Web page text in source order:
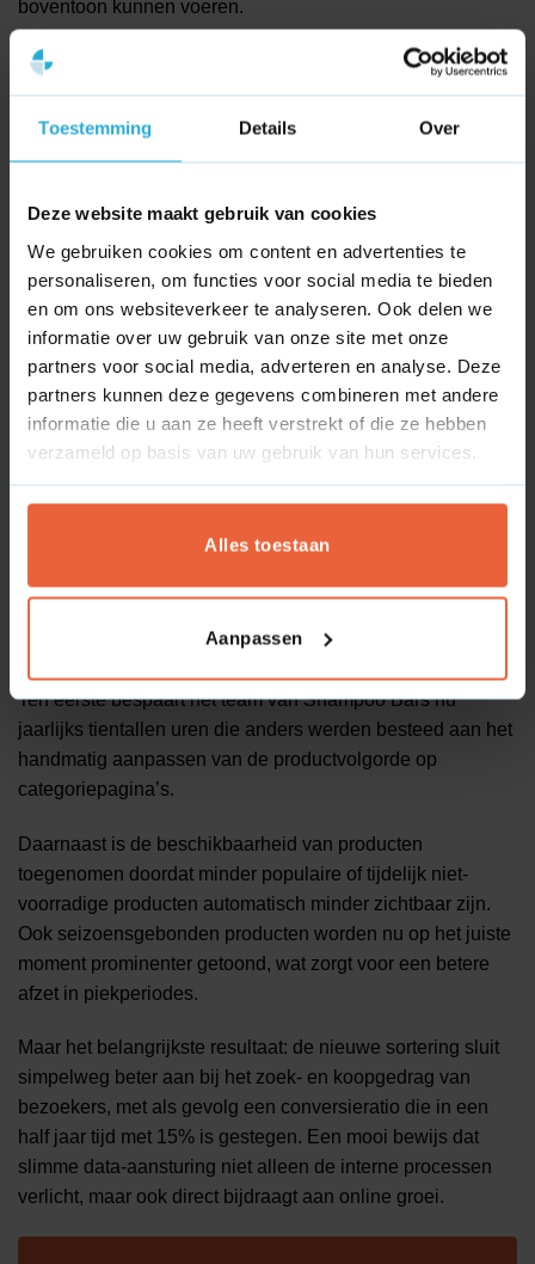
Toestemming Details Over
Deze website maakt gebruik van cookies
We gebruiken cookies om content en advertenties te
personaliseren, om functies voor social media te bieden
en om ons websiteverkeer te analyseren. Ook delen we
informatie over uw gebruik van onze site met onze
partners voor social media, adverteren en analyse. Deze
partners kunnen deze gegevens combineren met andere
informatie die u aan ze heeft verstrekt of die ze hebben
verzameld op basis van uw gebruik van hun services.
Alles toestaan
Aanpassen
boventoon kunnen voeren.
Deze totaalscore
hebben we vervolgens
automatisch gekoppeld aan de productsortering op de
categoriepagina’s van de webshop.
zowel commercieel interessant zijn als goed presteren qua
Het resultaat
De dynamische productsortering op basis van onze
Ten eerste bespaart het team van Shampoo Bars nu
jaarlijks tientallen uren die anders werden besteed aan het
handmatig aanpassen van de productvolgorde op
categoriepagina’s.
Daarnaast is de beschikbaarheid van producten
toegenomen doordat minder populaire of tijdelijk niet-
voorradige producten automatisch minder zichtbaar zijn.
Ook seizoensgebonden producten worden nu op het juiste
moment prominenter getoond, wat zorgt voor een betere
afzet in piekperiodes.
Maar het belangrijkste resultaat: de nieuwe sortering sluit
simpelweg beter aan bij het zoek- en koopgedrag van
bezoekers, met als gevolg een conversieratio die in een
half jaar tijd met 15% is gestegen. Een mooi bewijs dat
slimme data-aansturing niet alleen de interne processen
verlicht, maar ook direct bijdraagt aan online groei.